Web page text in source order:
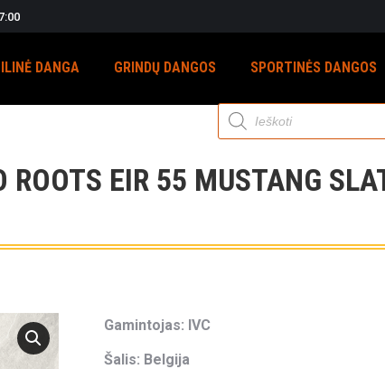
DANGA GRINDŲ DANGOS SPORTINĖS DANGOS
Products
search
ROOTS EIR 55 MUSTANG
Gamintojas: IVC
Šalis: Belgija